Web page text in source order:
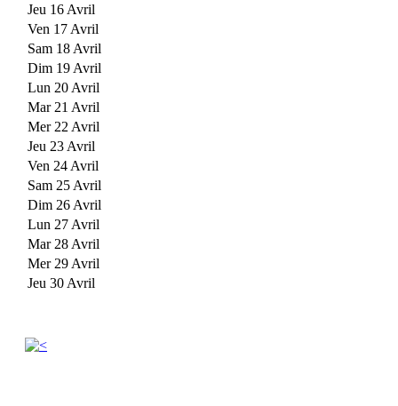
Jeu 16 Avril
Ven 17 Avril
Sam 18 Avril
Dim 19 Avril
Lun 20 Avril
Mar 21 Avril
Mer 22 Avril
Jeu 23 Avril
Ven 24 Avril
Sam 25 Avril
Dim 26 Avril
Lun 27 Avril
Mar 28 Avril
Mer 29 Avril
Jeu 30 Avril